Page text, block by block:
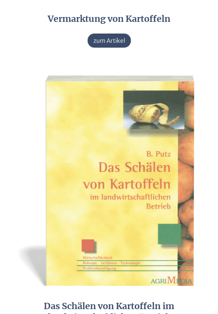
Vermarktung von Kartoffeln
zum Artikel
Das Schälen von Kartoffeln im